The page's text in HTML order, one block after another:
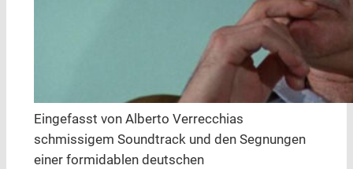
Eingefasst von Alberto Verrecchias
schmissigem Soundtrack und den Segnungen
einer formidablen deutschen